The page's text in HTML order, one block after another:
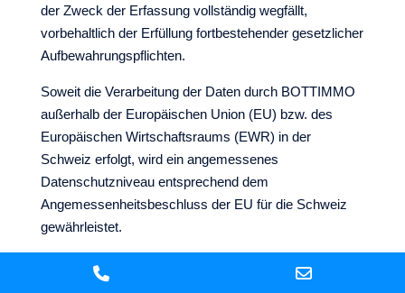
der Zweck der Erfassung vollständig wegfällt,
vorbehaltlich der Erfüllung fortbestehender gesetzlicher
Aufbewahrungspflichten.
Soweit die Verarbeitung der Daten durch BOTTIMMO
außerhalb der Europäischen Union (EU) bzw. des
Europäischen Wirtschaftsraums (EWR) in der
Schweiz erfolgt, wird ein angemessenes
Datenschutzniveau entsprechend dem
Angemessenheitsbeschluss der EU für die Schweiz
gewährleistet.
Für die Bereitstellung der Inhalte werden zudem
notwendige Cookies eingesetzt, die dazu erforderlich